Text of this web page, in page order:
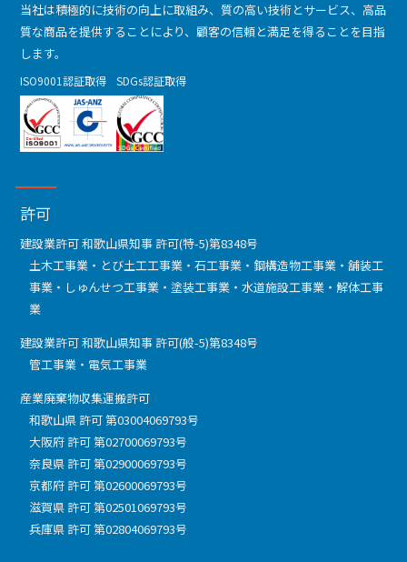
当社は積極的に技術の向上に取組み、質の高い技術とサービス、高品
質な商品を提供することにより、顧客の信頼と満足を得ることを目指
します。
ISO9001認証取得 SDGs認証取得
許可
建設業許可 和歌山県知事 許可(特-5)第8348号
土木工事業・とび土工工事業・石工事業・鋼構造物工事業・舗装工
事業・しゅんせつ工事業・塗装工事業・水道施設工事業・解体工事
業
建設業許可 和歌山県知事 許可(般-5)第8348号
管工事業・電気工事業
産業廃棄物収集運搬許可
和歌山県 許可 第03004069793号
大阪府 許可 第02700069793号
奈良県 許可 第02900069793号
京都府 許可 第02600069793号
滋賀県 許可 第02501069793号
兵庫県 許可 第02804069793号